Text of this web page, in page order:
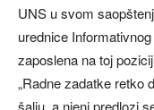
UNS u svom
urednice
zaposlena na toj
„Radne zadatke retko
šalju, a njeni predlozi